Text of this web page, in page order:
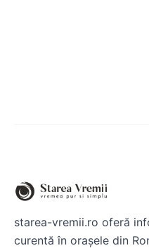
starea-vremii.ro oferă
curentă în orașele din